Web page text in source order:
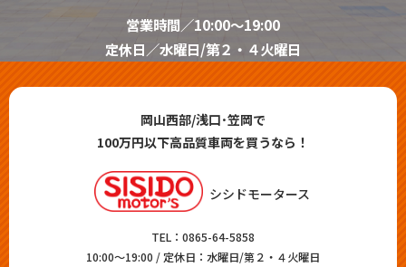
営業時間／10:00～19:00
定休日／水曜日/第２・４火曜日
岡山西部/浅口･笠岡で
100万円以下高品質車両を買うなら！
シシドモータース
TEL： 0865-64-5858
10:00～19:00 / 定休日：水曜日/第２・４火曜日